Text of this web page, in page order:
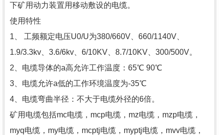
下矿用动力装置用移动敷设的电缆。
使用特性
1、 工频额定电压U0/U为380/660V、660/1140V、
1.9/3.3kv、3.6/6kv、6/10KV、8.7/10KV、300/500V。
2、电缆导体的a高允许工作温度：65℃ 90℃
3、电缆允许a低的工作环境温度为-35℃
4、电缆弯曲半径：不大于电缆外径的6倍。
矿用电缆包括mc电缆，mcp电缆，mz电缆，mzp电缆，
myq电缆，my电缆，mcptj电缆，myptj电缆，mvv电缆，